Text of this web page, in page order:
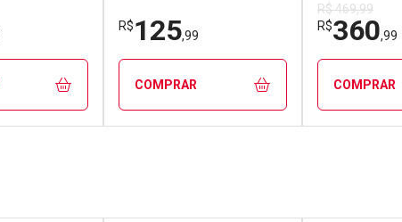
R$125,99
COMPRAR
R$ 469,99
R$360,99
COMPRAR